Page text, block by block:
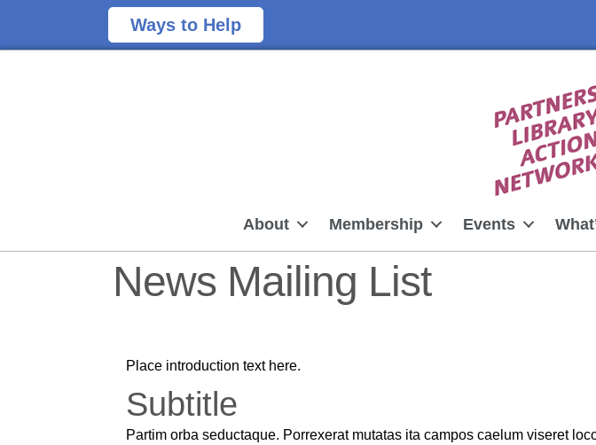
Ways to Help
About Membership Events
News Mailing List
Place introduction text here.
Subtitle
Partim orba seductaque. Porrexerat mutatas ita campos caelum viseret